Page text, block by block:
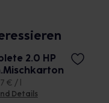
2.0 HP
€ / l
Details